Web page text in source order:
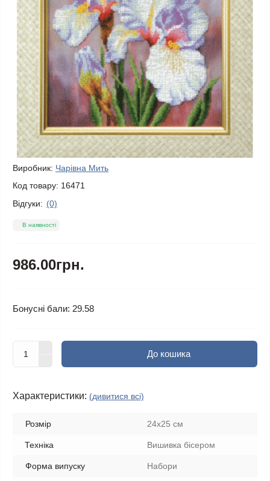
Виробник: Чарівна Мить
Код товару: 16471
Відгуки: (0)
В наявності
986.00грн.
Бонусні бали: 29.58
До кошика
Характеристики: (дивитися всі)
Розмір 24x25 см
Техніка Вишивка бісером
Форма випуску Набори